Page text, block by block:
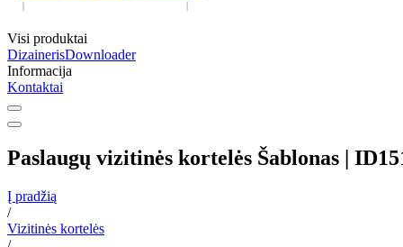
Visi produktai
DizainerisDownloader
Informacija
Kontaktai
Paslaugų vizitinės kortelės Šablonas |
Į pradžią
/
Vizitinės kortelės